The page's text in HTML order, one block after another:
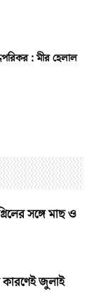
: মীর হেলাল
সঙ্গে মাছ ও
কারণেই জুলাই